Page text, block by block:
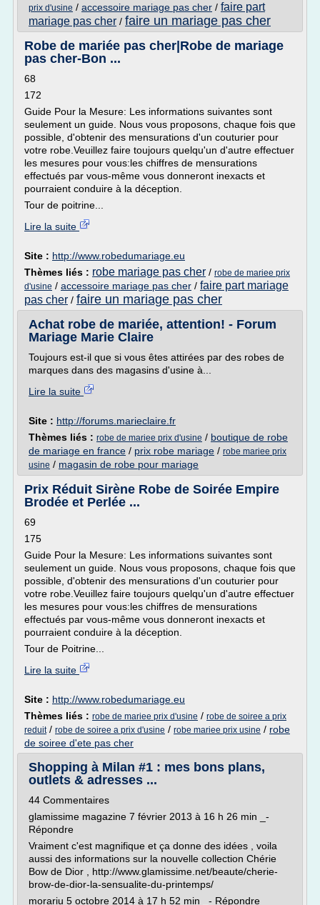
prix d'usine / accessoire mariage pas cher / faire part
mariage pas cher / faire un mariage pas cher
Robe de mariée pas cher|Robe de mariage
pas cher-Bon ...
68
172
Guide Pour la Mesure: Les informations suivantes sont
seulement un guide. Nous vous proposons, chaque fois que
possible, d'obtenir des mensurations d'un couturier pour
votre robe.Veuillez faire toujours quelqu'un d'autre effectuer
les mesures pour vous:les chiffres de mensurations
effectués par vous-même vous donneront inexacts et
pourraient conduire à la déception.
Tour de poitrine...
Lire la suite
Site : http://www.robedumariage.eu
Thèmes liés : robe mariage pas cher / robe de mariee prix
d'usine / accessoire mariage pas cher / faire part mariage
pas cher / faire un mariage pas cher
Achat robe de mariée, attention! - Forum
Mariage Marie Claire
Toujours est-il que si vous êtes attirées par des robes de
marques dans des magasins d'usine à...
Lire la suite
Site : http://forums.marieclaire.fr
Thèmes liés : robe de mariee prix d'usine / boutique de robe
de mariage en france / prix robe mariage / robe mariee prix
usine / magasin de robe pour mariage
Prix Réduit Sirène Robe de Soirée Empire
Brodée et Perlée ...
69
175
Guide Pour la Mesure: Les informations suivantes sont
seulement un guide. Nous vous proposons, chaque fois que
possible, d'obtenir des mensurations d'un couturier pour
votre robe.Veuillez faire toujours quelqu'un d'autre effectuer
les mesures pour vous:les chiffres de mensurations
effectués par vous-même vous donneront inexacts et
pourraient conduire à la déception.
Tour de Poitrine...
Lire la suite
Site : http://www.robedumariage.eu
Thèmes liés : robe de mariee prix d'usine / robe de soiree a prix
reduit/ robe de soiree a prix d'usine / robe mariee prix usine / robe
de soiree d'ete pas cher
Shopping à Milan #1 : mes bons plans,
outlets & adresses ...
44 Commentaires
glamissime magazine 7 février 2013 à 16 h 26 min _-
Répondre
Vraiment c'est magnifique et ça donne des idées , voila
aussi des informations sur la nouvelle collection Chérie
Bow de Dior , http://www.glamissime.net/beaute/cherie-
brow-de-dior-la-sensualite-du-printemps/
morariu 5 octobre 2014 à 17 h 52 min _- Répondre